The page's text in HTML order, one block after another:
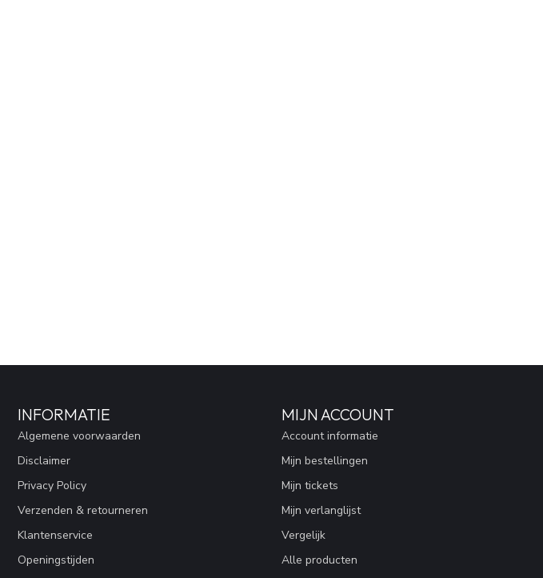
INFORMATIE
Algemene voorwaarden
Disclaimer
Privacy Policy
Verzenden & retourneren
Klantenservice
Openingstijden
MIJN ACCOUNT
Account informatie
Mijn bestellingen
Mijn tickets
Mijn verlanglijst
Vergelijk
Alle producten